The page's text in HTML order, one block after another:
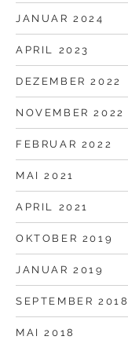
JANUAR 2024
APRIL 2023
DEZEMBER 2022
NOVEMBER 2022
FEBRUAR 2022
MAI 2021
APRIL 2021
OKTOBER 2019
JANUAR 2019
SEPTEMBER 2018
MAI 2018